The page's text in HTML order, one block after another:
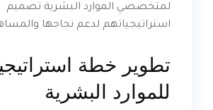
لمتخصصي الموارد البشرية تصميم
استراتيجياتهم لدعم نجاحها
تطوير خطة
للموارد البشرية